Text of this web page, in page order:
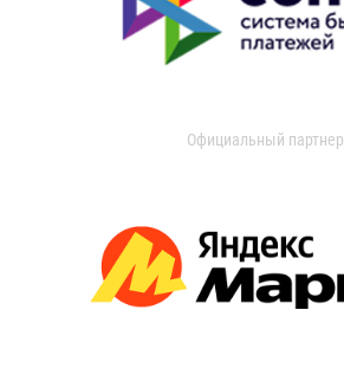
Официальный партнер